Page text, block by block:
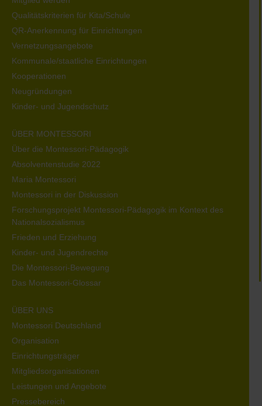
Qualitätskriterien für Kita/Schule
QR-Anerkennung für Einrichtungen
Vernetzungsangebote
Kommunale/staatliche Einrichtungen
Kooperationen
Neugründungen
Kinder- und Jugendschutz
ÜBER MONTESSORI
Über die Montessori-Pädagogik
Absolventenstudie 2022
Maria Montessori
Montessori in der Diskussion
Forschungsprojekt Montessori-Pädagogik im Kontext des
Nationalsozialismus
Frieden und Erziehung
Kinder- und Jugendrechte
Die Montessori-Bewegung
Das Montessori-Glossar
ÜBER UNS
Montessori Deutschland
Organisation
Einrichtungsträger
Mitgliedsorganisationen
Leistungen und Angebote
Pressebereich